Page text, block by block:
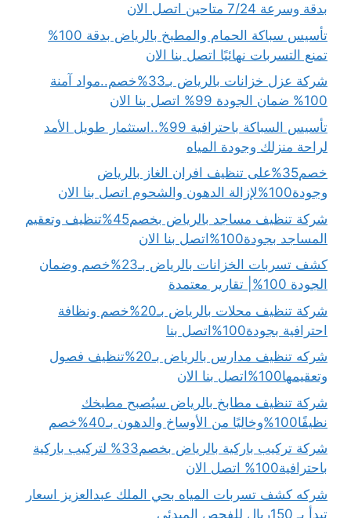
بدقة وسرعة 7/24 متاحين اتصل الان
تأسيس سباكة الحمام والمطبخ بالرياض بدقة 100%
تمنع التسربات نهائيًا اتصل بنا الان
شركة عزل خزانات بالرياض بـ33%خصم..مواد آمنة
100% ضمان الجودة 99% اتصل بنا الان
تأسيس السباكة باحترافية 99%..استثمار طويل الأمد
لراحة منزلك وجودة المياه
خصم35%على تنظيف افران الغاز بالرياض
وجودة100%لإزالة الدهون والشحوم اتصل بنا الان
شركة تنظيف مساجد بالرياض بخصم45%تنظيف وتعقيم
المساجد بجودة100%اتصل بنا الان
كشف تسربات الخزانات بالرياض بـ23%خصم وضمان
الجودة 100%| تقارير معتمدة
شركة تنظيف محلات بالرياض بـ20%خصم ونظافة
احترافية بجودة100%اتصل بنا
شركه تنظيف مدارس بالرياض بـ20%تنظيف فصول
وتعقيمها100%اتصل بنا الان
شركة تنظيف مطابخ بالرياض سيُصبح مطبخك
نظيفًا100%وخاليًا من الأوساخ والدهون بـ40%خصم
شركة تركيب باركية بالرياض بخصم33% لتركيب باركية
باحترافية100% اتصل الان
شركه كشف تسربات المياه بحي الملك عبدالعزيز اسعار
تبدأ بـ 150ريال للفحص المبدئي